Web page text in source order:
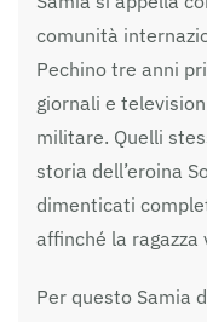
comunità
Pechino tre anni
giornali e
militare. Quelli
storia dell’eroina
dimenticati
affinché la ragazza
Per questo Samia